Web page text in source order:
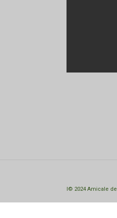
I© 2024 Amicale